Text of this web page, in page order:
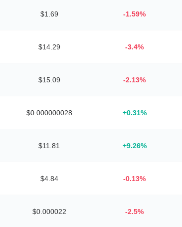
$1.69 -1.59%
$14.29 -3.4%
$15.09 -2.13%
$0.000000028 +0.31%
$11.81 +9.26%
$4.84 -0.13%
$0.000022 -2.5%